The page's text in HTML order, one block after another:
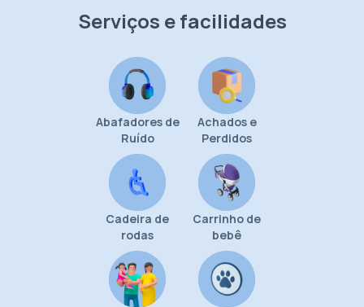
Serviços e facilidades
Abafadores de
Ruído
Achados e
Perdidos
Cadeira de
rodas
Carrinho de
bebê